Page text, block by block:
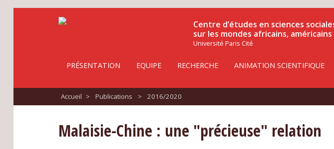
Centre d’études en sciences
sur les mondes africains,
Université Paris Cité
PRÉSENTATION EQUIPE RECHERCHE ANIMATION SCIENTIFIQUE
Accueil > Publications > 2016/2020
Malaisie-Chine : une "précieuse" relation